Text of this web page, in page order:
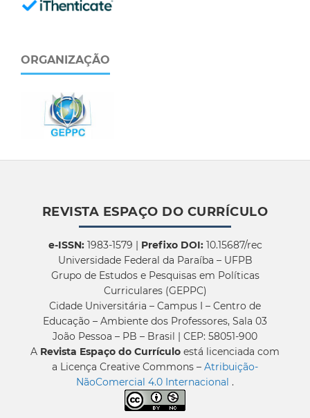
ORGANIZAÇÃO
REVISTA ESPAÇO DO CURRÍCULO
e-ISSN:1983-1579 | Prefixo DOI:10.15687/rec
Universidade Federal da Paraíba – UFPB
Grupo de Estudos e Pesquisas em Políticas
Curriculares (GEPPC)
Cidade Universitária – Campus I – Centro de
Educação – Ambiente dos Professores, Sala 03
João Pessoa – PB – Brasil | CEP: 58051-900
A Revista Espaço do Currículo está licenciada com
a Licença Creative Commons – Atribuição-
NãoComercial 4.0 Internacional .